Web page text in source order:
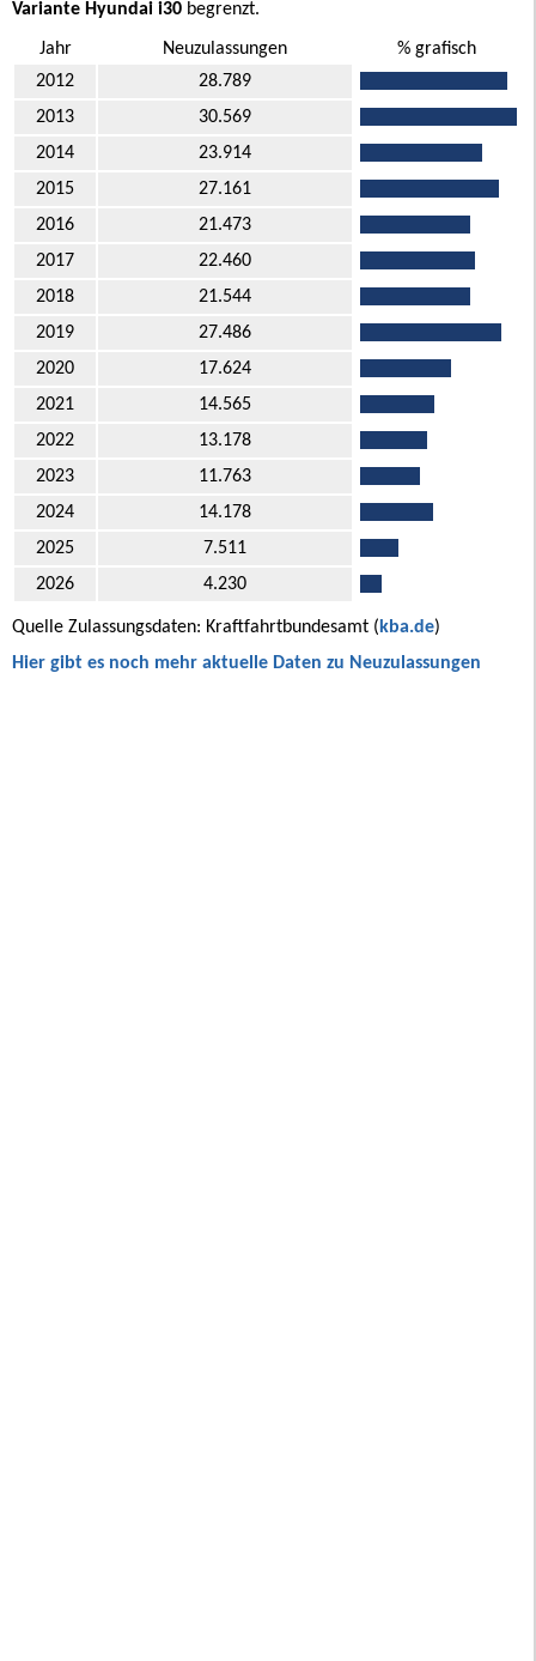
Variante Hyundai i30 begrenzt.
Jahr Neuzulassungen
% grafisch
2012
28.789
2013
30.569
2014
23.914
2015
27.161
2016
21.473
2017
22.460
2018
21.544
2019
27.486
2020
17.624
2021
14.565
2022
13.178
2023
11.763
2024
14.178
2025
7.511
2026
4.230
Quelle Zulassungsdaten: Kraftfahrtbundesamt (kba.de)
Hier gibt es noch mehr aktuelle Daten zu Neuzulassungen